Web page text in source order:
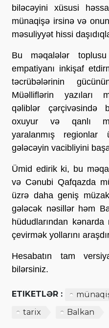
biləcəyini xüsusi
münaqişə irsinə və
məsuliyyət hissi
Bu məqalələr
empatiyanı inkişaf
təcrübələrinin
Müəlliflərin yazıları
qəliblər çərçivəsində
oxuyur və qanlı
yaralanmış
gələcəyin vacibliyini
Ümid edirik ki, bu
və Cənubi Qafqazda
üzrə daha geniş
gələcək nəsillər həm
hüdudlarından kənarda
çevirmək yollarını
Hesabatın tam
bilərsiniz.
ETIKETLƏR :
tarix
Balkan